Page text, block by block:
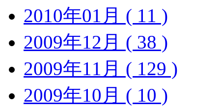
2010年01月 ( 11 )
2009年12月 ( 38 )
2009年11月 ( 129 )
2009年10月 ( 10 )